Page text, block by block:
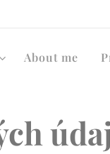
About me